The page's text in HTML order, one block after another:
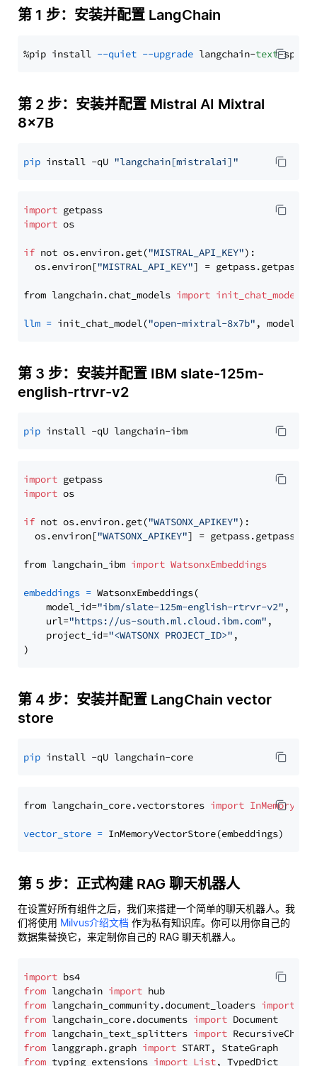
第 1 步：安装并配置 LangChain
%pip install --quiet --upgrade langchain-text
第 2 步：安装并配置 Mistral AI Mixtral
8x7B
pip install -qU "langchain[mistralai]"
import
import os
if not os.environ.get("MISTRAL_API_KEY"):
  os.environ[
"MISTRAL_API_KEY"] = getpass.getpass(
from langchain.chat_models import init_chat_model
llm = init_chat_model("open-mixtral-8x7b" ,
第 3 步：安装并配置 IBM slate-125m-
english-rtrvr-v2
pip
import
import os
if not os.environ.get("WATSONX_APIKEY"):
  os.environ[
"WATSONX_APIKEY"] = getpass.getpass(
from langchain_ibm import WatsonxEmbeddings
embeddings = WatsonxEmbeddings(
    model_id=
"ibm/slate-125m-english-rtrvr-v2" ,
    url=
"https://us-south.ml.cloud.ibm.com" ,
    project_id=
"<WATSONX PROJECT_ID>" ,
第 4 步：安装并配置 LangChain vector
store
pip
from langchain_core.vectorstores import
vector_store =
第 5 步：正式构建 RAG 聊天机器人
在设置好所有组件之后，我们来搭建一个简单的聊天机器人。我
们将使用 Milvus介绍文档 作为私有知识库。你可以用你自己的
数据集替换它，来定制你自己的 RAG 聊天机器人。
import
from langchain import
from langchain_community.document_loaders import
from langchain_core.documents import
from langchain_text_splitters import
from langgraph.graph import
from typing_extensions import List, TypedDict